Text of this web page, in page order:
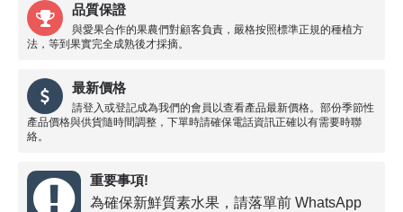
品質保證
與愛果合作的果農們對顧客負責，嚴格按照標準正規的種植方
法，等到果實完全成熟後才採摘。
最新價格
請登入或登記成為我們的會員以查看產品最新價格。部份季節性
產品價格與供貨隨時間調整，下單時請確保電話資訊正確以有需要時聯
絡。
重要事項!
為確保新鮮質素水果，請落單前 WhatsApp